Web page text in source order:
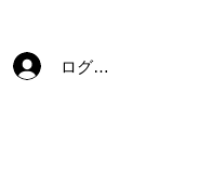
ログイン